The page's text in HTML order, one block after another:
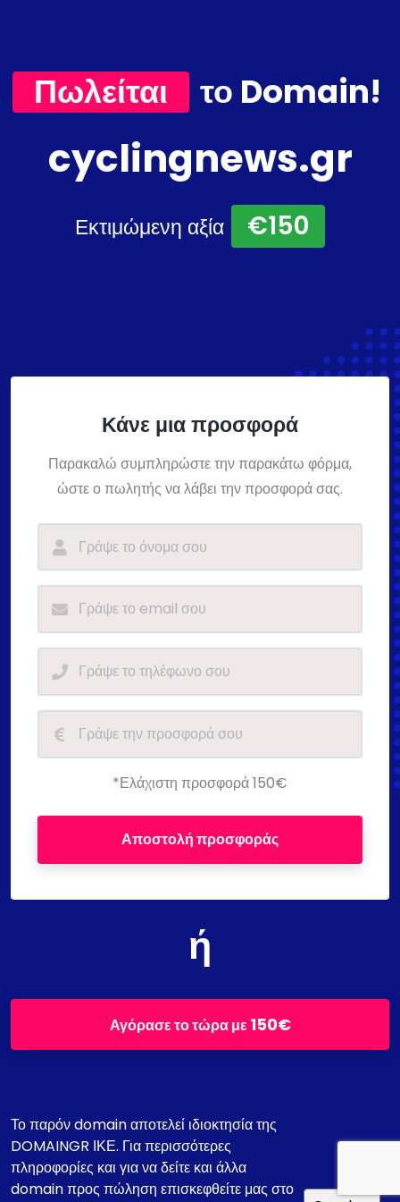
Πωλείται το Domain!
cyclingnews.gr
Εκτιμώμενη αξία €150
Κάνε μια προσφορά
Παρακαλώ συμπληρώστε την παρακάτω φόρμα,
ώστε ο πωλητής να λάβει την προσφορά σας.
*Ελάχιστη προσφορά 150€
Αποστολή προσφοράς
ή
Αγόρασε το τώρα με150€
Το παρόν domain αποτελεί ιδιοκτησία της
DOMAINGR ΙΚΕ. Για περισσότερες
πληροφορίες και για να δείτε και άλλα
domain προς πώληση επισκεφθείτε μας στο